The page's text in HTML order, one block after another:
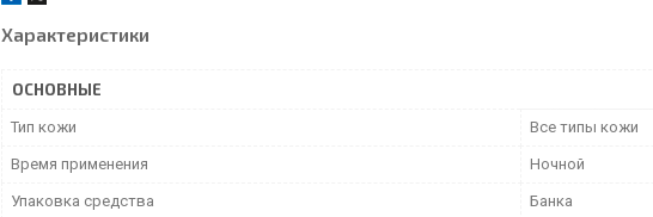
Характеристики
ОСНОВНЫЕ
Тип кожи Все типы кожи
Время применения Ночной
Упаковка средства Банка